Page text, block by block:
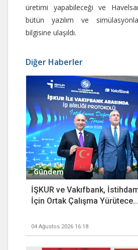
üretimi yapabileceği ve
bütün yazılım ve
bilgisine ulaşıldı.
Diğer Haberler
Gündem
İŞKUR ve Vakıfbank,
İçin Ortak Çalışma Yürütece...
04 Ağustos 2026 16:18